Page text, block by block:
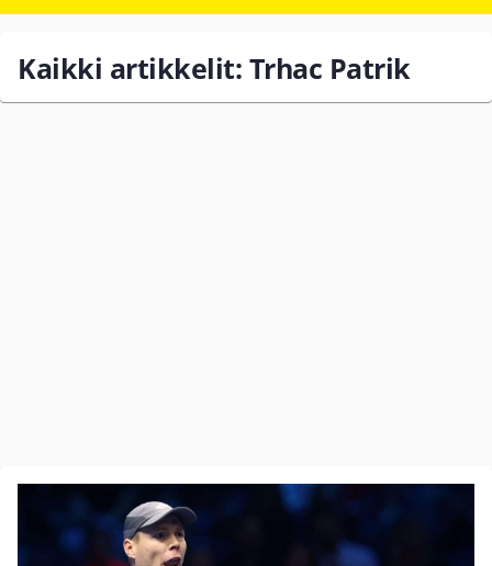
Kaikki artikkelit: Trhac Patrik